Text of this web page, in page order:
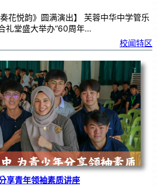
花悦韵》圆满演出】 芙蓉中华中学管乐
礼堂盛大举办“60周年…
校闻特区
享青年领袖素质讲座